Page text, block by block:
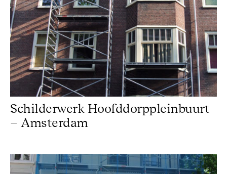
Schilderwerk Hoofddorppleinbuurt
– Amsterdam
Schilderwerk Amsterdam Oud Zuid